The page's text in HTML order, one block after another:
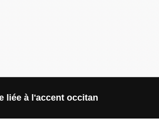
liée à l'accent occitan